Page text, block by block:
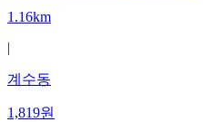
1.16km
|
계수동
1,819원